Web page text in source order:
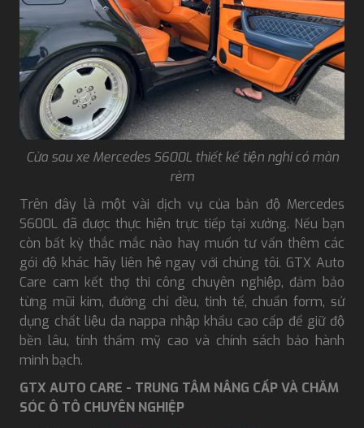
Cửa sau xe Mercedes S600L thiết kế tiện nghi có màn
rèm
Trên đây là một vài dịch vụ của bản độ Mercedes
S600L đã được thực hiện trực tiếp tại xưởng. Nếu bạn
còn bất kỳ thắc mắc nào hay muốn tư vấn thêm các
gói độ khác hãy liên hệ ngay với chúng tôi. GTX Auto
Care cam kết thợ thi công chuyên nghiệp, đảm bảo
từng mũi kim, đường chỉ đều, tinh tế, chuẩn form, sử
dụng chất liệu da nappa nhập khẩu cao cấp để giữ độ
bền lâu, tính thẩm mỹ cao và chính sách bảo hành
minh bạch.
GTX AUTO CARE - TRUNG TÂM NÂNG CẤP VÀ CHĂM
SÓC Ô TÔ CHUYÊN NGHIỆP